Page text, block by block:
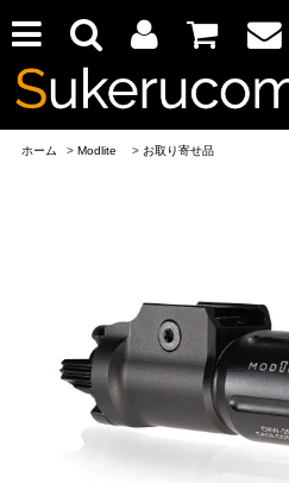
ホーム >Modlite > お取り寄せ品